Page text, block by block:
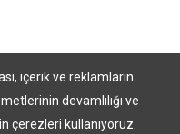
içerik ve reklamların
devamlılığı ve
çerezleri kullanıyoruz.